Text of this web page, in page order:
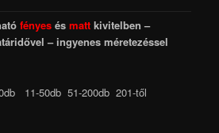
fényes ésmattkivitelben –
– ingyenes méretezéssel
11-50db 51-200db 201-től